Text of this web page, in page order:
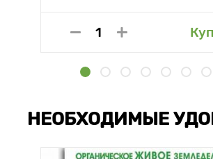
НЕОБХОДИМЫЕ